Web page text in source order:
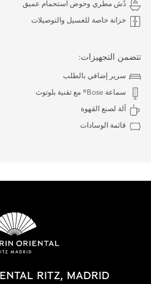
دُش مطري وحوض استحمام عميق
خزانة خاصة للغسيل والتوصيلات
تتضمن التجهيزات:
سرير إضافي بالطلب
سماعة Bose® مع تقنية بلوتوث
آلة لصنع القهوة
قائمة الوسادات
RITZ, MADRID